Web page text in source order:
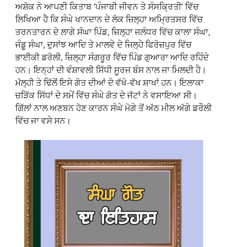
ਅਸ਼ੋਕ ਨੇ ਆਪਣੀ ਕਿਤਾਬ ‘ਪੰਜਾਬੀ ਜੀਵਨ ਤੇ ਸੰਸਕ੍ਰਿਤੀ’ ਵਿੱਚ
ਲਿਖਿਆ ਹੈ ਕਿ ਸੰਘੇ ਖਾਨਦਾਨ ਦੇ ਲੋਕ ਜ਼ਿਲ੍ਹਾ ਅਮ੍ਰਿਤਸਰ ਵਿੱਚ
ਤਰਨਤਾਰਨ ਦੇ ਲਾਗੇ ਸੰਘਾ ਪਿੰਡ, ਜ਼ਿਲ੍ਹਾ ਜਲੰਧਰ ਵਿੱਚ ਕਾਲਾ ਸੰਘਾ,
ਜੰਡੂ ਸੰਘਾ, ਦੁਸਾਂਝ ਆਦਿ ਤੇ ਮਾਲਵੇ ਦੇ ਜਿਲ੍ਹੇ ਫਿਰੋਜ਼ਪੁਰ ਵਿੱਚ
ਭਾਈਕੀ ਡਰੋਲੀ, ਜ਼ਿਲ੍ਹਾ ਸੰਗਰੂਰ ਵਿੱਚ ਪਿੰਡ ਗੁਆਰਾ ਆਦਿ ਰਹਿੰਦੇ
ਹਨ। ਇਨ੍ਹਾਂ ਦੀ ਵੰਸ਼ਾਵਲੀ ਸਿੱਧੀ ਸੂਰਜ ਬੰਸ ਨਾਲ ਜਾ ਮਿਲਦੀ ਹੈ।
ਮੱਲ੍ਹੀ ਤੇ ਢਿੱਲੋਂ ਇਸੇ ਗੋਤ ਦੀਆਂ ਦੋ ਵੱਖੋ-ਵੱਖ ਸ਼ਾਖਾਂ ਹਨ। ਇਲਾਕਾ
ਚੜਿੱਕ ਸਿੱਧਾਂ ਦੇ ਸਮੇਂ ਵਿੱਚ ਸੰਘੇ ਗੋਤ ਦੇ ਜੱਟਾਂ ਨੇ ਵਸਾਇਆ ਸੀ।
ਗਿੱਲਾਂ ਨਾਲ ਅਣਬਨ ਹੋਣ ਕਾਰਨ ਸੰਘੇ ਮੋਗੇ ਤੋਂ ਅੱਠ ਮੀਲ ਅੱਗੇ ਡਰੌਲੀ
ਵਿੱਚ ਜਾ ਵਸੇ ਸਨ।